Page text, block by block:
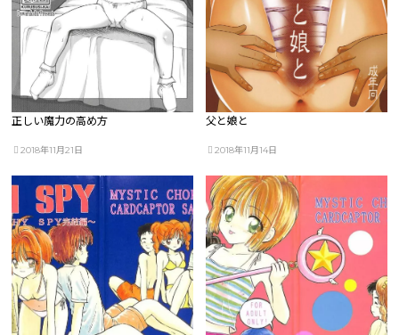
正しい魔力の高め方
2018年11月21日
父と娘と
2018年11月14日